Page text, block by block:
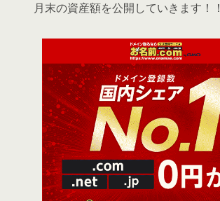
月末の資産額を公開していきます！！